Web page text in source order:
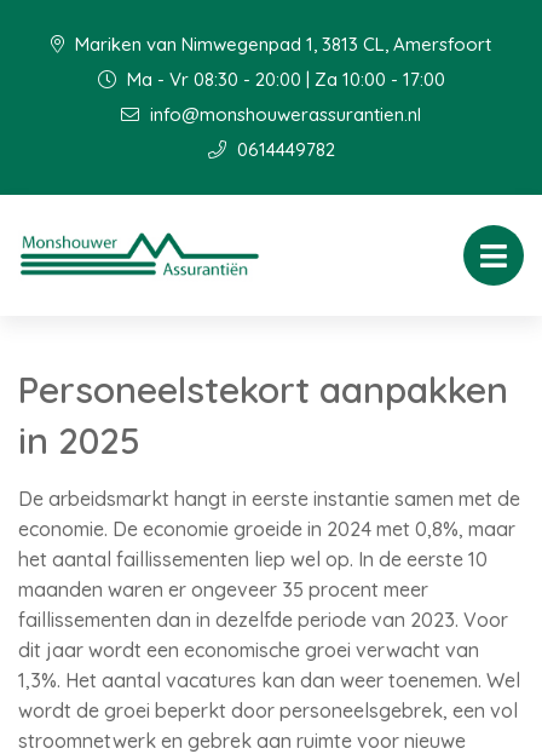
Mariken van Nimwegenpad 1, 3813 CL, Amersfoort
Ma - Vr 08:30 - 20:00 | Za 10:00 - 17:00
info@monshouwerassurantien.nl
0614449782
Personeelstekort aanpakken
in 2025
De arbeidsmarkt hangt in eerste instantie samen met de
economie. De economie groeide in 2024 met 0,8%, maar
het aantal faillissementen liep wel op. In de eerste 10
maanden waren er ongeveer 35 procent meer
faillissementen dan in dezelfde periode van 2023. Voor
dit jaar wordt een economische groei verwacht van
1,3%. Het aantal vacatures kan dan weer toenemen. Wel
wordt de groei beperkt door personeelsgebrek, een vol
stroomnetwerk en gebrek aan ruimte voor nieuwe